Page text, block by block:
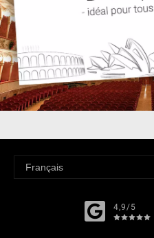
4,9/5